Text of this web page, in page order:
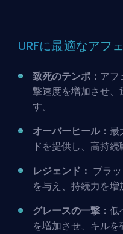
URFに最適なアフ
致死のテンポ： アフ
撃速度を増加させ
す。
オーバーヒール： 最
ドを提供し、高持続
レジェンド： ブラ
を与え、持続力を増
グレースの一撃： 低
を増加させ、キルを